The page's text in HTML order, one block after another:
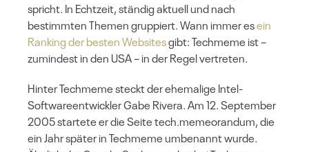
spricht. In Echtzeit, ständig aktuell und nach
bestimmten Themen gruppiert. Wann immer esein
Ranking der besten Websitesgibt: Techmeme ist –
zumindest in den USA – in der Regel vertreten.
Hinter Techmeme steckt der ehemalige Intel-
Softwareentwickler Gabe Rivera. Am 12. September
2005 startete er die Seite tech.memeorandum, die
ein Jahr später in Techmeme umbenannt wurde.